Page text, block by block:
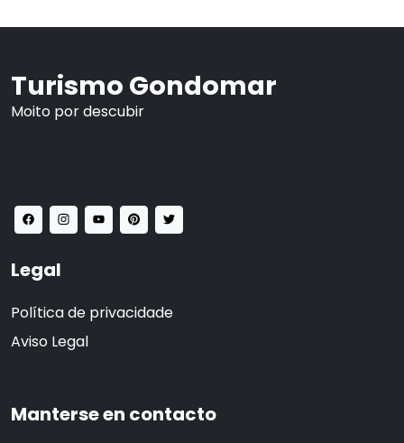
Turismo Gondomar
Moito por descubir
Legal
Política de privacidade
Aviso Legal
Manterse en contacto